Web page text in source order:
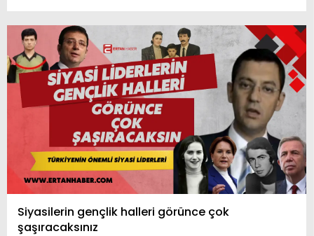
Siyasilerin gençlik halleri görünce çok
şaşıracaksınız